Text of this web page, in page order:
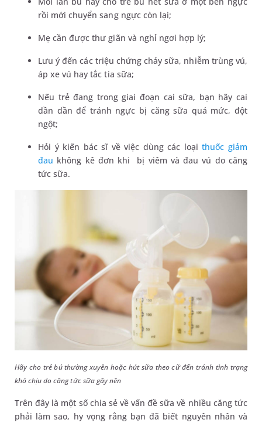
rồi mới chuyển sang ngực còn lại;
Mẹ cần được thư giãn và nghỉ ngơi hợp lý;
Lưu ý đến các triệu chứng chảy sữa, nhiễm trùng vú,
áp xe vú hay tắc tia sữa;
Nếu trẻ đang trong giai đoạn cai sữa, bạn hãy cai
dần dần để tránh ngực bị căng sữa quá mức, đột
ngột;
Hỏi ý kiến bác sĩ về việc dùng các loạithuốc giảm
đau không kê đơn khi bị viêm và đau vú do căng
tức sữa.
Hãy cho trẻ bú thường xuyên hoặc hút sữa theo cữ đến tránh tình trạng
khó chịu do căng tức sữa gây nên
Trên đây là một số chia sẻ về vấn đề sữa về nhiều căng tức
phải làm sao, hy vọng rằng bạn đã biết nguyên nhân và